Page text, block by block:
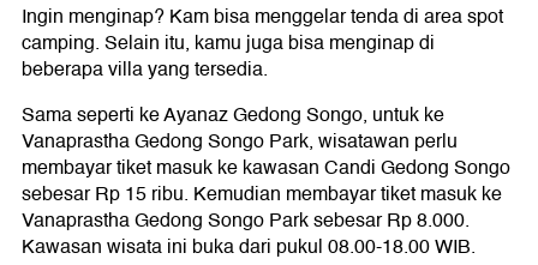
Ingin menginap? Kam bisa menggelar tenda di area spot
camping. Selain itu, kamu juga bisa menginap di
beberapa villa yang tersedia.
Sama seperti ke Ayanaz Gedong Songo, untuk ke
Vanaprastha Gedong Songo Park, wisatawan perlu
membayar tiket masuk ke kawasan Candi Gedong Songo
sebesar Rp 15 ribu. Kemudian membayar tiket masuk ke
Vanaprastha Gedong Songo Park sebesar Rp 8.000.
Kawasan wisata ini buka dari pukul 08.00-18.00 WIB.